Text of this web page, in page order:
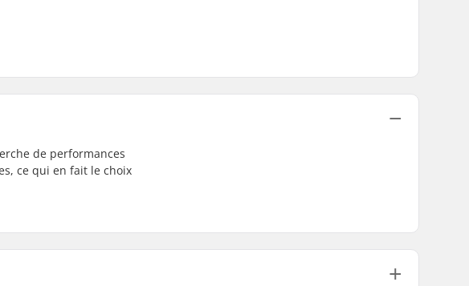
de performances
ce qui en fait le choix